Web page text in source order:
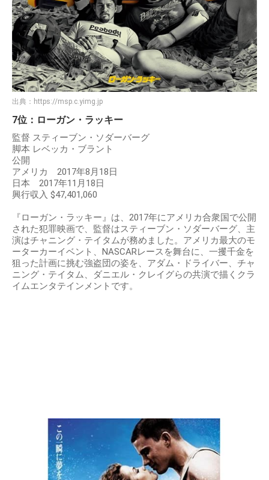
出典： https://msp.c.yimg.jp
7位：ローガン・ラッキー
監督 スティーブン・ソダーバーグ
脚本 レベッカ・ブラント
公開
アメリカ 2017年8月18日
日本 2017年11月18日
興行収入 $47,401,060
『ローガン・ラッキー』は、2017年にアメリカ合衆国で公開
された犯罪映画で、監督はスティーブン・ソダーバーグ、主
演はチャニング・テイタムが務めました。アメリカ最大のモ
ーターカーイベント、NASCARレースを舞台に、一攫千金を
狙った計画に挑む強盗団の姿を、アダム・ドライバー、チャ
ニング・テイタム、ダニエル・クレイグらの共演で描くクラ
イムエンタテインメントです。